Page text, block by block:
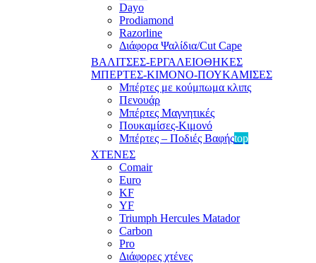
Dayo
Prodiamond
Razorline
Διάφορα Ψαλίδια/Cut Cape
ΒΑΛΙΤΣΕΣ-ΕΡΓΑΛΕΙΟΘΗΚΕΣ
ΜΠΕΡΤΕΣ-ΚΙΜΟΝΟ-ΠΟΥΚΑΜΙΣΕΣ
Μπέρτες με κούμπωμα κλιπς
Πενουάρ
Μπέρτες Μαγνητικές
Πουκαμίσες-Κιμονό
Μπέρτες – Ποδιές Βαφήςtop
ΧΤΕΝΕΣ
Comair
Euro
KF
YF
Triumph Hercules Matador
Carbon
Pro
Διάφορες χτένες